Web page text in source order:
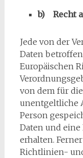
b) Recht
Jede von der
Daten
Europäischen
von dem für
unentgeltliche
Person
Daten und
erhalten.
Richtlinien-